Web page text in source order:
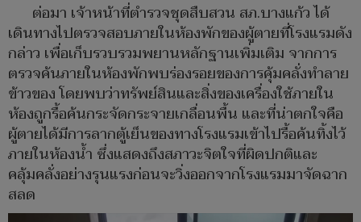
ต่อมา เจ้าหน้าที่ตำรวจชุดสืบสวน สภ.บางแก้ว ได้
เดินทางไปตรวจสอบภายในห้องพักของผู้ตายที่โรงแรมดัง
กล่าว เพื่อเก็บรวบรวมพยานหลักฐานเพิ่มเติม จากการ
ตรวจค้นภายในห้องพักพบร่องรอยของการคุ้มคลั่งทำลาย
ข้าวของ โดยพบว่าทรัพย์สินและสิ่งของเครื่องใช้ภายใน
ห้องถูกรื้อค้นกระจัดกระจายเกลื่อนพื้น และที่น่าตกใจคือ
ผู้ตายได้มีการลากตู้เย็นของทางโรงแรมเข้าไปรื้อค้นทิ้งไว้
ภายในห้องน้ำ ซึ่งแสดงถึงสภาวะจิตใจที่ผิดปกติและ
คลุ้มคลั่งอย่างรุนแรงก่อนจะวิ่งออกจากโรงแรมมาจัดฉาก
สลด